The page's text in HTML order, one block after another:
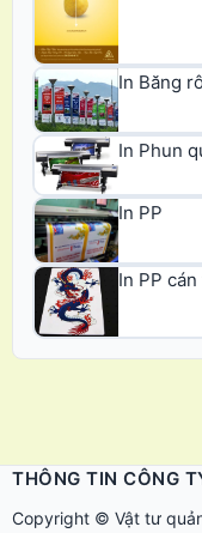
In Băng
In Phun
In PP
In PP
THÔNG TIN CÔNG
Copyright © Vật tư